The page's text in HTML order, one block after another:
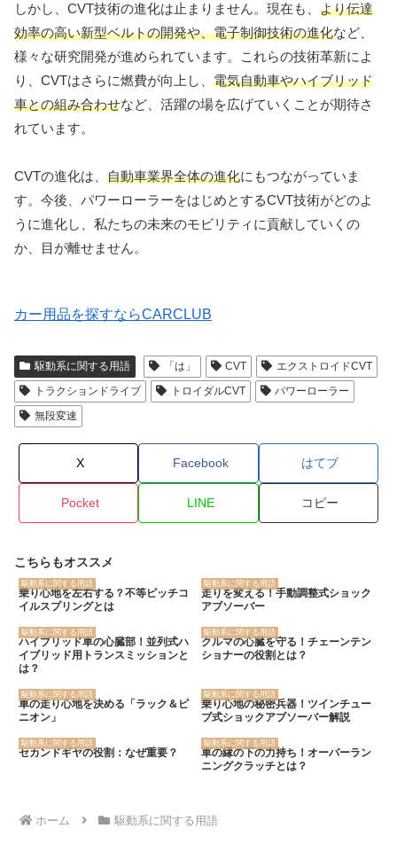
しかし、CVT技術の進化は止まりません。現在も、 より伝達
効率の高い新型ベルトの開発や、電子制御技術の進化など、
様々な研究開発が進められています。これらの技術革新によ
り、CVTはさらに燃費が向上し、 電気自動車やハイブリッド
車との組み合わせなど、活躍の場を広げていくことが期待さ
れています。
CVTの進化は、 自動車業界全体の進化にもつながっていま
す。今後、パワーローラーをはじめとするCVT技術がどのよ
うに進化し、私たちの未来のモビリティに貢献していくの
か、目が離せません。
カー用品を探すならCARCLUB
駆動系に関する用語 「は」 CVT
エクストロイドCVT
トラクションドライブ
トロイダルCVT
パワーローラー
無段変速
X Facebook はてブ
Pocket LINE コピー
こちらもオススメ
駆動系に関する用語
乗り心地を左右する？不等ピッチコ
イルスプリングとは
駆動系に関する用語
走りを変える！手動調整式ショック
アブソーバー
駆動系に関する用語
ハイブリッド車の心臓部！並列式ハ
イブリッド用トランスミッションと
は？
駆動系に関する用語
クルマの心臓を守る！チェーンテン
ショナーの役割とは？
駆動系に関する用語
車の走り心地を決める「ラック＆ピ
ニオン」
駆動系に関する用語
乗り心地の秘密兵器！ツインチュー
ブ式ショックアブソーバー解説
駆動系に関する用語
セカンドギヤの役割：なぜ重要？
駆動系に関する用語
車の縁の下の力持ち！オーバーラン
ニングクラッチとは？
ホーム 駆動系に関する用語